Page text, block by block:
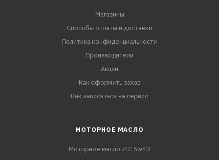
Магазины
Способы оплаты и доставки
Политика конфиденциальности
Производители
Акции
Как оформить заказ
Как записаться на сервис
МОТОРНОЕ МАСЛО
Моторное масло ZIC 5w40